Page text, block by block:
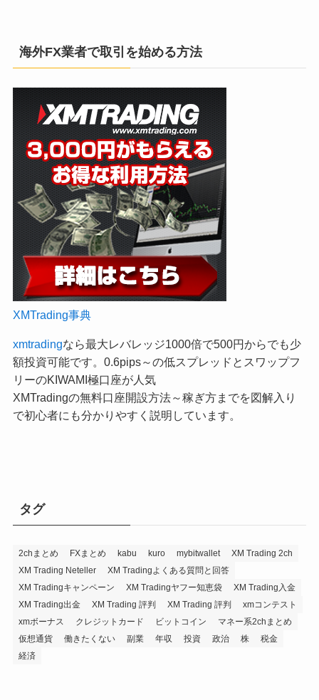
海外FX業者で取引を始める方法
XMTrading事典
xmtradingなら最大レバレッジ1000倍で500円からでも少
額投資可能です。0.6pips～の低スプレッドとスワップフ
リーのKIWAMI極口座が人気
XMTradingの無料口座開設方法～稼ぎ方までを図解入り
で初心者にも分かりやすく説明しています。
タグ
2chまとめ FXまとめ kabu kuro mybitwallet
XM Trading 2ch
XM Trading Neteller
XM Tradingよくある質問と回答
XM Tradingキャンペーン
XM Tradingヤフー知恵袋
XM Trading入金
XM Trading出金
XM Trading 評判 XM Trading 評判
xmコンテスト
xmボーナス
クレジットカード ビットコイン
マネー系2chまとめ
仮想通貨
働きたくない 副業 年収 投資 政治 株
税金
経済